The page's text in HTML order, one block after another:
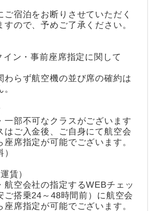
ご宿泊をお断りさせていただく
ので、予めご了承ください。
イン・事前座席指定に関して
わらず航空機の並び席の確約は
一部不可なクラスがございます
はご入金後、ご自身にて航空会
席指定が可能でございます。
料）
賃）
航空会社の指定するWEBチェッ
ご搭乗24～48時間前）に航空会
席指定が可能でございます。